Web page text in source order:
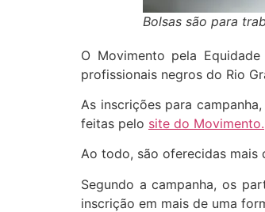
Bolsas são para
O Movimento pela
profissionais negros do Rio
As inscrições para
feitas pelo site do Movimento.
Ao todo, são oferecidas mais
Segundo a campanha, os
inscrição em mais de uma